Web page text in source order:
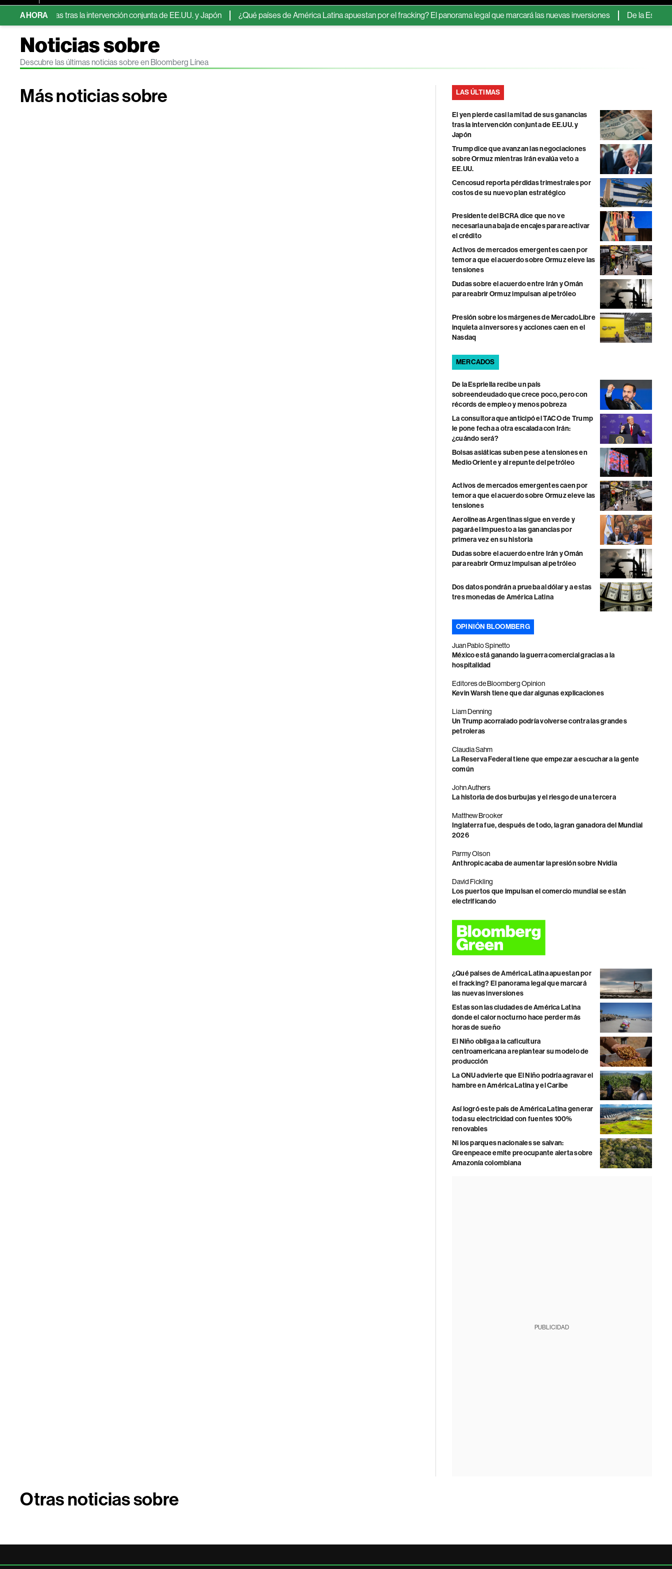
AHORA
ganancias tras la intervención conjunta de EE.UU. y Japón ¿Qué países de América Latina apuestan por el fracking? El panorama legal que marcará las nuevas inversiones De la Espriella
Noticias sobre
Descubre las últimas noticias sobre en Bloomberg Línea
Más noticias sobre LAS ÚLTIMAS
El yen pierde casi la mitad de sus ganancias
tras la intervención conjunta de EE.UU. y
Japón
Trump dice que avanzan las negociaciones
sobre Ormuz mientras Irán evalúa veto a
EE.UU.
Cencosud reporta pérdidas trimestrales por
costos de su nuevo plan estratégico
Presidente del BCRA dice que no ve
necesaria una baja de encajes para reactivar
el crédito
Activos de mercados emergentes caen por
temor a que el acuerdo sobre Ormuz eleve las
tensiones
Dudas sobre el acuerdo entre Irán y Omán
para reabrir Ormuz impulsan al petróleo
Presión sobre los márgenes de MercadoLibre
inquieta a inversores y acciones caen en el
Nasdaq
MERCADOS
De la Espriella recibe un país
sobreendeudado que crece poco, pero con
récords de empleo y menos pobreza
La consultora que anticipó el TACO de Trump
le pone fecha a otra escalada con Irán:
¿cuándo será?
Bolsas asiáticas suben pese a tensiones en
Medio Oriente y al repunte del petróleo
Activos de mercados emergentes caen por
temor a que el acuerdo sobre Ormuz eleve las
tensiones
Aerolíneas Argentinas sigue en verde y
pagará el impuesto a las ganancias por
primera vez en su historia
Dudas sobre el acuerdo entre Irán y Omán
para reabrir Ormuz impulsan al petróleo
Dos datos pondrán a prueba al dólar y a estas
tres monedas de América Latina
OPINIÓN BLOOMBERG
Juan Pablo Spinetto
México está ganando la guerra comercial gracias a la
hospitalidad
Editores de Bloomberg Opinion
Kevin Warsh tiene que dar algunas explicaciones
Liam Denning
Un Trump acorralado podría volverse contra las grandes
petroleras
Claudia Sahm
La Reserva Federal tiene que empezar a escuchar a la gente
común
John Authers
La historia de dos burbujas y el riesgo de una tercera
Matthew Brooker
Inglaterra fue, después de todo, la gran ganadora del Mundial
2026
Parmy Olson
Anthropic acaba de aumentar la presión sobre Nvidia
David Fickling
Los puertos que impulsan el comercio mundial se están
electrificando
¿Qué países de América Latina apuestan por
el fracking? El panorama legal que marcará
las nuevas inversiones
Estas son las ciudades de América Latina
donde el calor nocturno hace perder más
horas de sueño
El Niño obliga a la caficultura
centroamericana a replantear su modelo de
producción
La ONU advierte que El Niño podría agravar el
hambre en América Latina y el Caribe
Así logró este país de América Latina generar
toda su electricidad con fuentes 100%
renovables
Ni los parques nacionales se salvan:
Greenpeace emite preocupante alerta sobre
Amazonía colombiana
PUBLICIDAD
Otras noticias sobre